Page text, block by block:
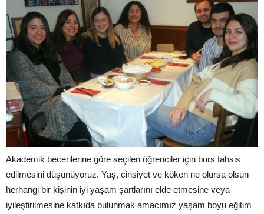
Akademik becerilerine göre seçilen öğrenciler için burs tahsis
edilmesini düşünüyoruz. Yaş, cinsiyet ve köken ne olursa olsun
herhangi bir kişinin iyi yaşam şartlarını elde etmesine veya
iyileştirilmesine katkıda bulunmak amacımız yaşam boyu eğitim